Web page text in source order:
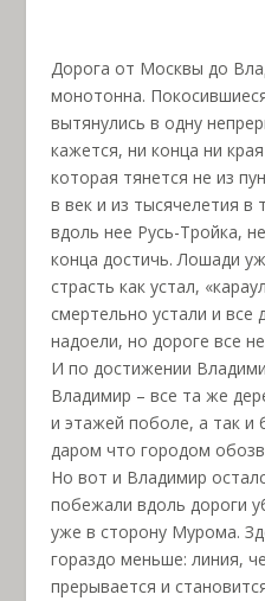
Дорога от Москвы до
монотонна.
вытянулись в одну
кажется, ни конца ни
которая тянется не из
в век и из тысячелетия в
вдоль нее Русь-Тройка,
конца достичь. Лошади
страсть как устал,
смертельно устали и все
надоели, но дороге все
И по достижении
Владимир – все та же
и этажей поболе, а так и
даром что городом
Но вот и Владимир
побежали вдоль дороги
уже в сторону Мурома.
гораздо меньше: линия,
прерывается и